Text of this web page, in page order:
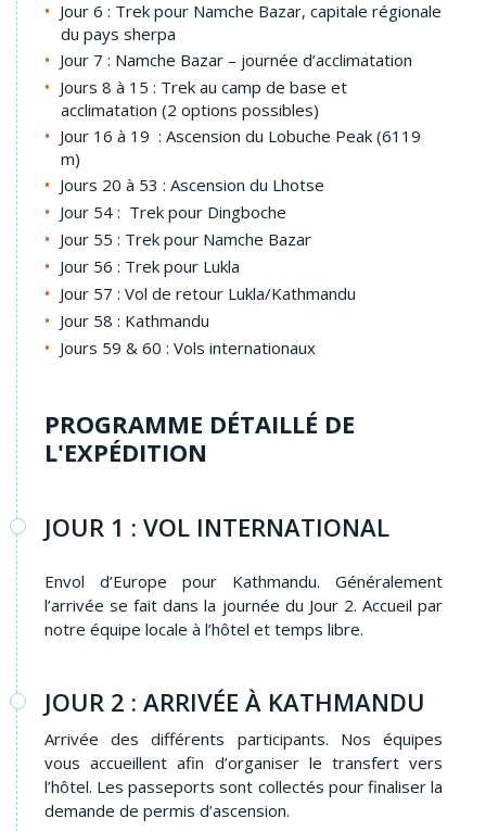
Jour 6 : Trek pour Namche Bazar, capitale régionale
du pays sherpa
Jour 7 : Namche Bazar – journée d’acclimatation
Jours 8 à 15 : Trek au camp de base et
acclimatation (2 options possibles)
Jour 16 à 19 : Ascension du Lobuche Peak (6119
m)
Jours 20 à 53 : Ascension du Lhotse
Jour 54 : Trek pour Dingboche
Jour 55 : Trek pour Namche Bazar
Jour 56 : Trek pour Lukla
Jour 57 : Vol de retour Lukla/Kathmandu
Jour 58 : Kathmandu
Jours 59 & 60 : Vols internationaux
PROGRAMME DÉTAILLÉ DE
L'EXPÉDITION
JOUR 1 : VOL INTERNATIONAL
Envol d’Europe pour Kathmandu. Généralement
l’arrivée se fait dans la journée du Jour 2. Accueil par
notre équipe locale à l’hôtel et temps libre.
JOUR 2 : ARRIVÉE À KATHMANDU
Arrivée des différents participants. Nos équipes
vous accueillent afin d’organiser le transfert vers
l’hôtel. Les passeports sont collectés pour finaliser la
demande de permis d’ascension.